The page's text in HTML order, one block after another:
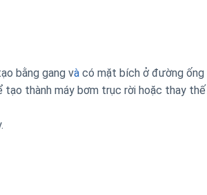
bằng gang và có mặt bích ở đường ống
thành máy bơm trục rời hoặc thay